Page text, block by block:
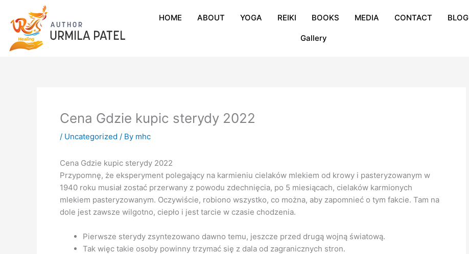
HOME ABOUT YOGA REIKI BOOKS MEDIA CONTACT BLOG
Gallery
Cena Gdzie kupic sterydy 2022
/ Uncategorized / By mhc
Cena Gdzie kupic sterydy 2022
Przypomnę, że eksperyment polegający na karmieniu cielaków mlekiem od krowy i pasteryzowanym w
1940 roku musiał zostać przerwany z powodu zdechnięcia, po 5 miesiącach, cielaków karmionych
mlekiem pasteryzowanym. Oczywiście, robiono wszystko, co można, aby zapomnieć o tym fakcie. Tam na
dole jest zawsze wilgotno, ciepło i jest tarcie w czasie chodzenia.
Pierwsze sterydy zsyntezowano dawno temu, jeszcze przed drugą wojną światową.
Tak więc takie osoby powinny trzymać się z dala od zagranicznych stron.